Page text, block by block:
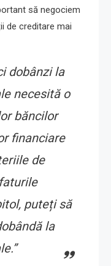
să negociem
de creditare mai
dobânzi la
necesită o
băncilor
financiare
de
puteți să
la